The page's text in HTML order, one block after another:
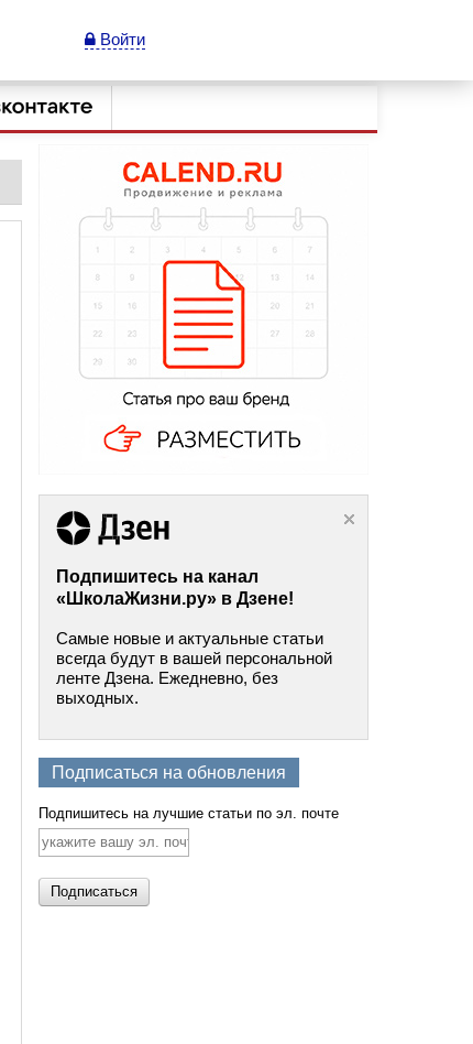
Войти
Подпишитесь на канал
«ШколаЖизни.ру» в Дзене!
Самые новые и актуальные статьи
всегда будут в вашей персональной
ленте Дзена. Ежедневно, без
выходных.
Подписаться на обновления
Подпишитесь на лучшие статьи по эл. почте